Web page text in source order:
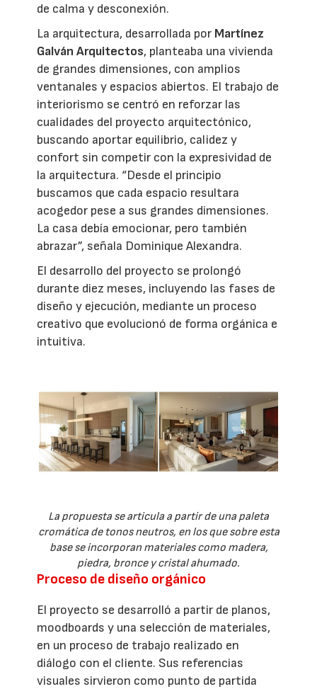
de calma y desconexión.
La arquitectura, desarrollada por Martínez
Galván Arquitectos, planteaba una vivienda
de grandes dimensiones, con amplios
ventanales y espacios abiertos. El trabajo de
interiorismo se centró en reforzar las
cualidades del proyecto arquitectónico,
buscando aportar equilibrio, calidez y
confort sin competir con la expresividad de
la arquitectura. “Desde el principio
buscamos que cada espacio resultara
acogedor pese a sus grandes dimensiones.
La casa debía emocionar, pero también
abrazar”, señala Dominique Alexandra.
El desarrollo del proyecto se prolongó
durante diez meses, incluyendo las fases de
diseño y ejecución, mediante un proceso
creativo que evolucionó de forma orgánica e
intuitiva.
La propuesta se articula a partir de una paleta
cromática de tonos neutros, en los que sobre esta
base se incorporan materiales como madera,
piedra, bronce y cristal ahumado.
Proceso de diseño orgánico
El proyecto se desarrolló a partir de planos,
moodboards y una selección de materiales,
en un proceso de trabajo realizado en
diálogo con el cliente. Sus referencias
visuales sirvieron como punto de partida